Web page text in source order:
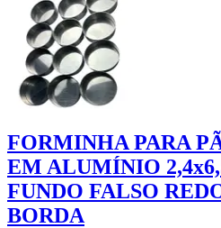
FORMINHA PARA
EM ALUMÍNIO
FUNDO FALSO
BORDA